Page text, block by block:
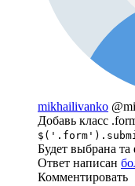
mikhailivanko
Добавь класс
Будет выбрана
Ответ написан
Комментировать